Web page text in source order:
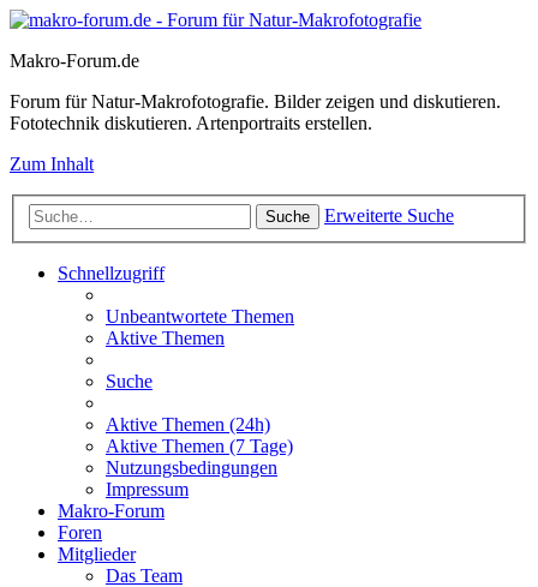
Makro-Forum.de
Forum für Natur-Makrofotografie. Bilder zeigen und diskutieren.
Fototechnik diskutieren. Artenportraits erstellen.
Zum Inhalt
Suche Erweiterte Suche
Schnellzugriff
Unbeantwortete Themen
Aktive Themen
Suche
Aktive Themen (24h)
Aktive Themen (7 Tage)
Nutzungsbedingungen
Impressum
Makro-Forum
Foren
Mitglieder
Das Team